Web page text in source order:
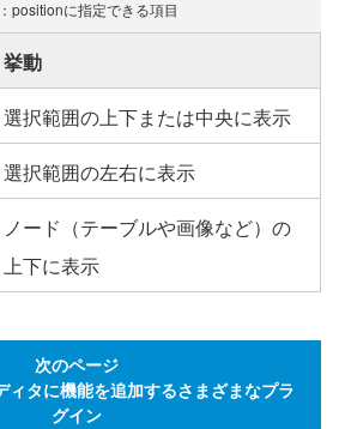
positionに指定できる項目
挙動
選択範囲の上下または中央に表示
選択範囲の左右に表示
ノード（テーブルや画像など）の
上下に表示
次のページ
ィタに機能を追加するさまざまなプラ
グイン